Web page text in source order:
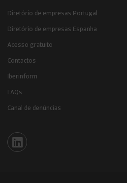
Diretório de empresas Portugal
Diretório de empresas Espanha
Acesso gratuito
Contactos
Iberinform
FAQs
Canal de denúncias
Iberinform en Linkedin